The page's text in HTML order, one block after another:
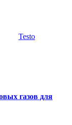
Testo
газов для